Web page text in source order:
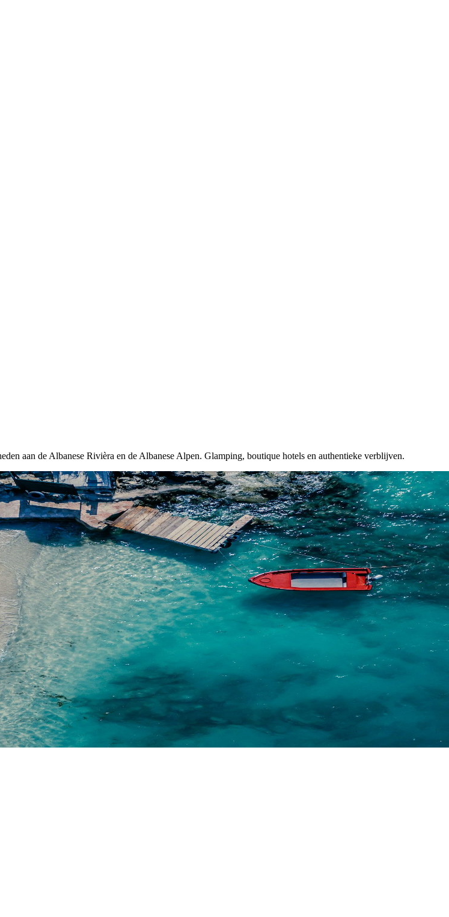
aan de Albanese Rivièra en de Albanese Alpen. Glamping, boutique hotels en authentieke verblijven.